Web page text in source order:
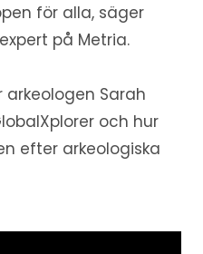
för alla, säger
på Metria.
Sarah
och hur
efter arkeologiska